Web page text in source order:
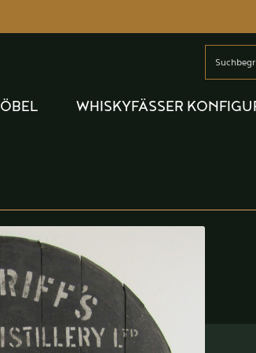
WHISKYFÄSSER